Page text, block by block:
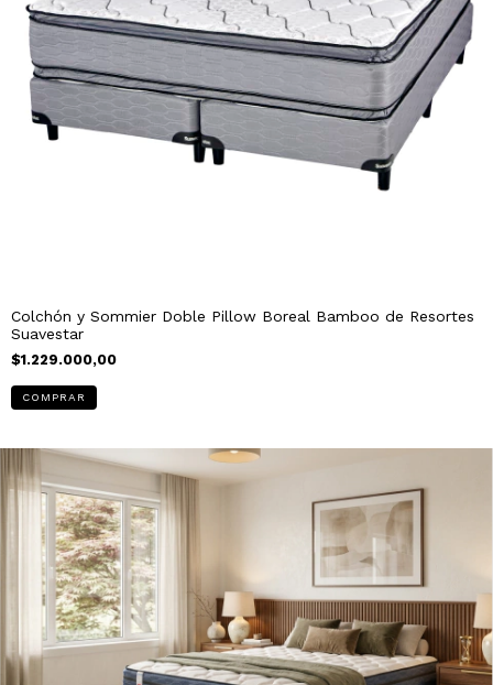
Colchón y Sommier Doble Pillow Boreal Bamboo de Resortes
Suavestar
$1.229.000,00
COMPRAR